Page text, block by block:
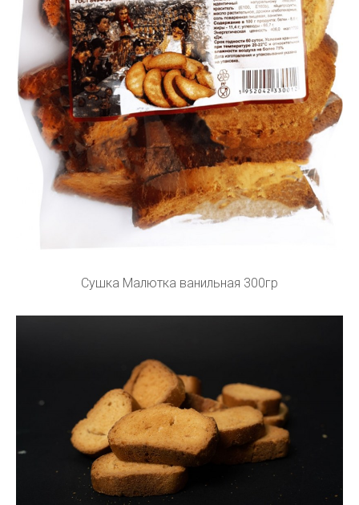
Сушка Малютка ванильная 300гр